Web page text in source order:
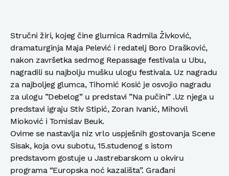
Stručni žiri, kojeg čine glumica Radmila Živković,
dramaturginja Maja Pelević i redatelj Boro Drašković,
nakon završetka sedmog Repassage festivala u Ubu,
nagradili su najbolju mušku ulogu festivala. Uz nagradu
za najboljeg glumca, Tihomić Kosić je osvojio nagradu
za ulogu ”Debelog” u predstavi ”Na pučini” .Uz njega u
predstavi igraju Stiv Stipić, Zoran Ivanić, Mihovil
Mioković i Tomislav Beuk.
Ovime se nastavlja niz vrlo uspješnih gostovanja Scene
Sisak, koja ovu subotu, 15.studenog s istom
predstavom gostuje u Jastrebarskom u okviru
programa “Europska noć kazališta”. Građani